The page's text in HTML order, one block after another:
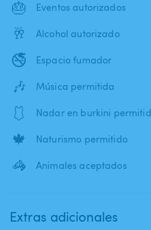
🎂 Eventos autorizados
🥂 Alcohol autorizado
🚭 Espacio fumador
🎶 Música permitida
🩱 Nadar en burkini
🍁 Naturismo permitido
🦓 Animales aceptados
Extras adicionales